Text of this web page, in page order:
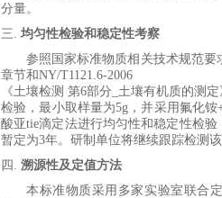
分量。
三. 均匀性检验和稳定性考察
参照国家标准物质相关技术规范要
章节和NY/T1121.6-2006
《土壤检测 第6部分 土壤有机质的测定
检验，最小取样量为5g ，并采用氟化铵
酸亚tie滴定法进行均匀性和稳定性检验
暂定为3年。研制单位将继续跟踪检测
四. 溯源性及定值方法
本标准物质采用多家 实验室联合